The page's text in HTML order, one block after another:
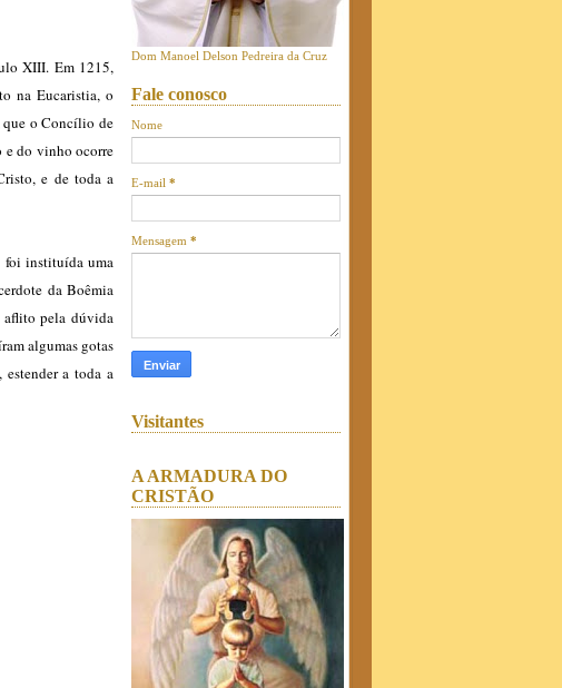
XIII. Em 1215,
na Eucaristia, o
que o Concílio de
e do vinho ocorre
e de toda a
foi instituída uma
da Boêmia
aflito pela dúvida
algumas gotas
estender a toda a
Dom Manoel Delson Pedreira da Cruz
Fale conosco
Nome
E-mail *
Mensagem *
Visitantes
A ARMADURA DO
CRISTÃO